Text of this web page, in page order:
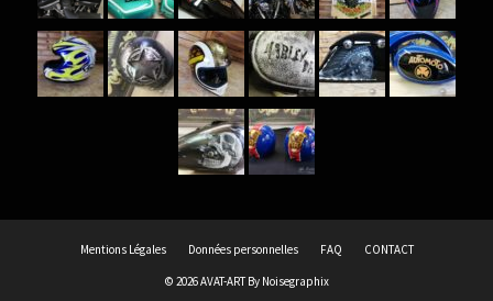
Mentions Légales Données personnelles FAQ CONTACT
© 2026 AVAT-ART By Noisegraphix